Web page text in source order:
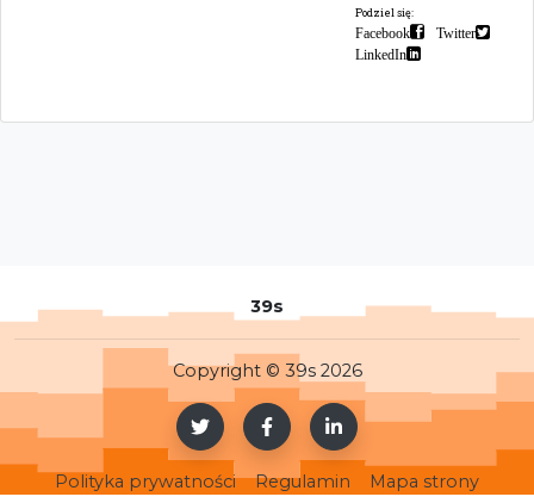
Podziel się:
Facebook
Twitter
LinkedIn
39s
Copyright © 39s 2026
Polityka prywatności Regulamin Mapa strony